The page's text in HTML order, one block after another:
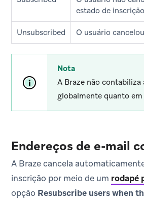
estado de
Unsubscribed O usuário
Nota
A Braze não
globalmente quanto
Endereços de e-mail
A Braze cancela
inscrição por meio de um rodapé
opção Resubscribe users when